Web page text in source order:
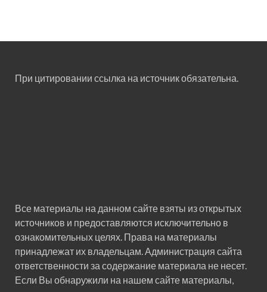
При цитировании ссылка на источник обязательна.
Все материалы на данном сайте взяты из открытых
источников и предоставляются исключительно в
ознакомительных целях. Права на материалы
принадлежат их владельцам. Администрация сайта
ответственности за содержание материала не несет.
Если Вы обнаружили на нашем сайте материалы,